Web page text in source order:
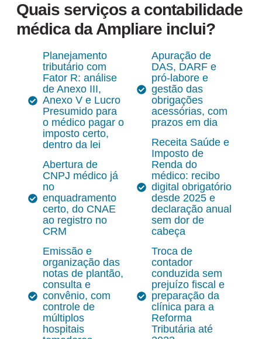
Quais serviços a contabilidade
médica da Ampliare inclui?
Planejamento
tributário com
Fator R: análise
de Anexo III,
Anexo V e Lucro
Presumido para
o médico pagar o
imposto certo,
dentro da lei
Abertura de
CNPJ médico já
no
enquadramento
certo, do CNAE
ao registro no
CRM
Emissão e
organização das
notas de plantão,
consulta e
convênio, com
controle de
múltiplos
hospitais
Apuração de
DAS, DARF e
pró-labore e
gestão das
obrigações
acessórias, com
prazos em dia
Receita Saúde e
Imposto de
Renda do
médico: recibo
digital obrigatório
desde 2025 e
declaração anual
sem dor de
cabeça
Troca de
contador
conduzida sem
prejuízo fiscal e
preparação da
clínica para a
Reforma
Tributária até